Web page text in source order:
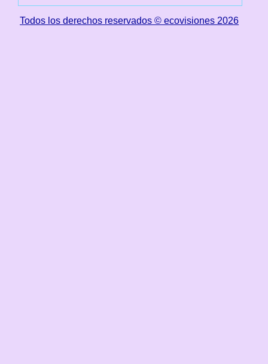
Todos los derechos reservados © ecovisiones 2026